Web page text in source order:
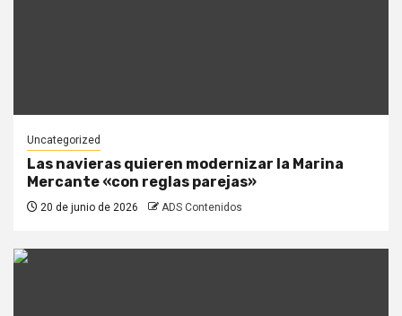
Uncategorized
Las navieras quieren modernizar la Marina
Mercante «con reglas parejas»
20 de junio de 2026 ADS Contenidos